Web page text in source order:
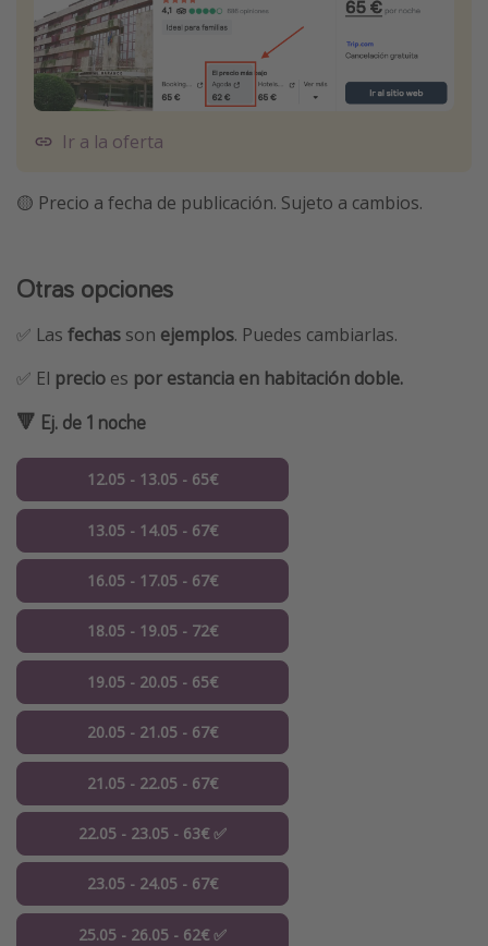
Ir a la oferta
🟡 Precio a fecha de publicación. Sujeto a cambios.
Otras opciones
✅ Las fechas son ejemplos. Puedes cambiarlas.
✅ El precio es por estancia en habitación doble.
🔻 Ej. de 1 noche
12.05 - 13.05 - 65€
13.05 - 14.05 - 67€
16.05 - 17.05 - 67€
18.05 - 19.05 - 72€
19.05 - 20.05 - 65€
20.05 - 21.05 - 67€
21.05 - 22.05 - 67€
22.05 - 23.05 - 63€ ✅
23.05 - 24.05 - 67€
25.05 - 26.05 - 62€ ✅